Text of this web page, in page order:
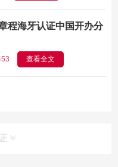
程海牙认证中国开办分
查看全文